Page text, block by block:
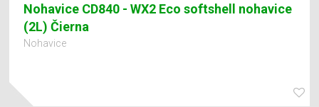
Nohavice CD840 - WX2 Eco softshell nohavice
(2L) Čierna
Nohavice